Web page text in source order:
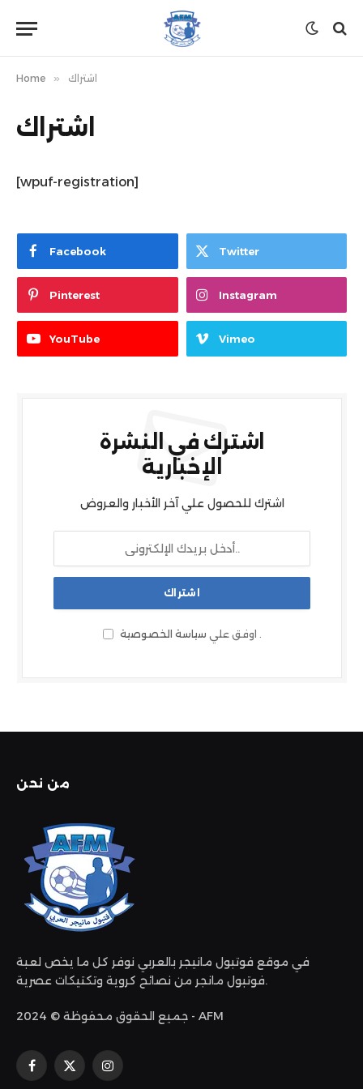
Home » اشتراك
اشتراك
[wpuf-registration]
Facebook Twitter
Pinterest Instagram
YouTube Vimeo
اشترك في النشرة
الإخبارية
اشترك للحصول علي آخر الأخبار والعروض
اوفق علي سياسة الخصوصية .
من نحن
في موقع فوتبول مانيجر بالعربي نوفر كل ما يخص لعبة
فوتبول مانجر من نصائح كروية وتكتيكات عصرية.
جميع الحقوق محفوظة © 2024 - AFM
فيسبوك
X
الانستغرام